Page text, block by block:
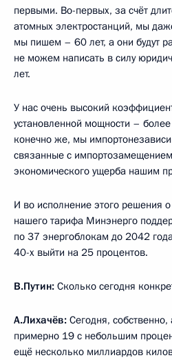
первыми. Во-первых, за счёт
атомных электростанций, мы
мы пишем – 60 лет, а они будут
не можем написать в силу
лет.
У нас очень высокий
установленной мощности –
конечно же, мы
связанные с
экономического ущерба нашим
И во исполнение этого решения
нашего тарифа Минэнерго
по 37 энергоблокам до 2042
40-х выйти на 25 процентов.
В.Путин: Сколько сегодня
А.Лихачёв: Сегодня, собственно,
примерно 19 с небольшим
ещё несколько миллиардов